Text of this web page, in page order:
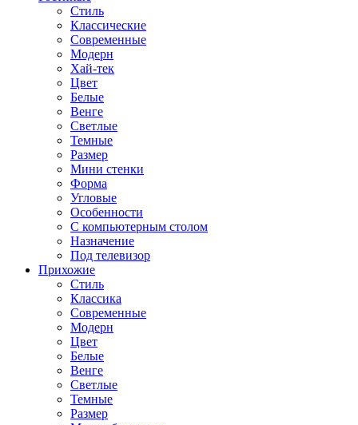
Стиль
Классические
Современные
Модерн
Хай-тек
Цвет
Белые
Венге
Светлые
Темные
Размер
Мини стенки
Форма
Угловые
Особенности
С компьютерным столом
Назначение
Под телевизор
Прихожие
Стиль
Классика
Современные
Модерн
Цвет
Белые
Венге
Светлые
Темные
Размер